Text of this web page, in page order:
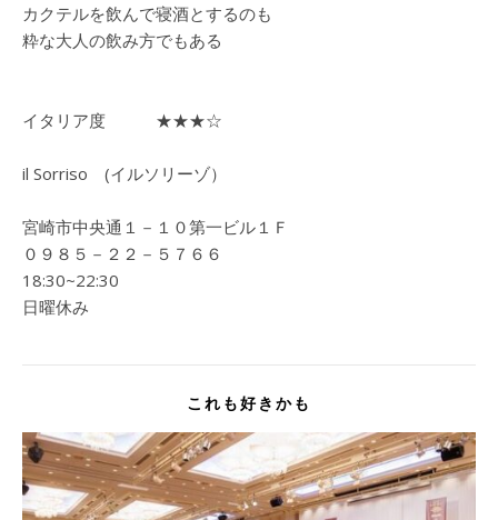
カクテルを飲んで寝酒とするのも
粋な大人の飲み方でもある
イタリア度 ★★★☆
il Sorriso (イルソリーゾ）
宮崎市中央通１－１０第一ビル１Ｆ
０９８５－２２－５７６６
18:30~22:30
日曜休み
これも好きかも